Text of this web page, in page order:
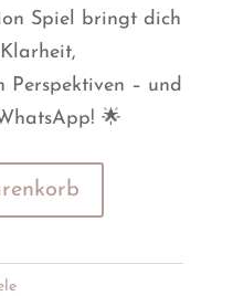
Spiel bringt dich
Perspektiven – und
🌟